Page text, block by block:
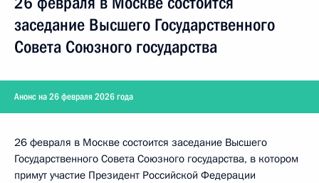
заседание Высшего Государственного
Совета Союзного государства
Анонс на 26 февраля 2026 года
26 февраля в Москве состоится заседание Высшего
Государственного Совета Союзного государства, в котором
примут участие Президент Российской Федерации